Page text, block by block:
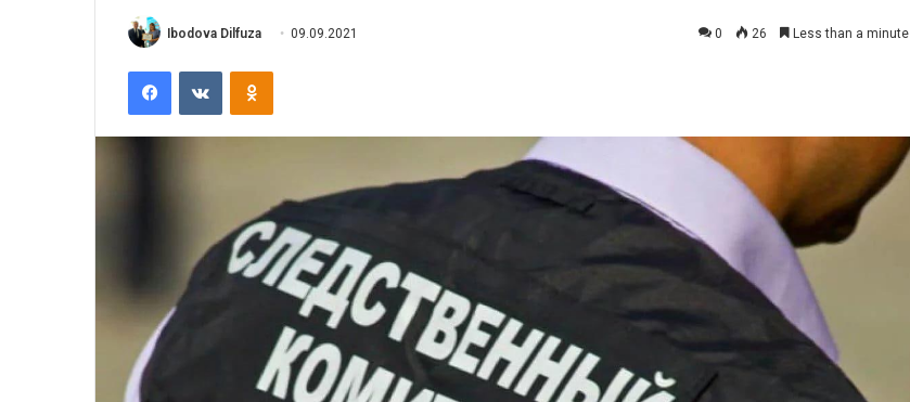
Ibodova Dilfuza 09.09.2021 0 26 Less than a minute
FacebookVKontakteOdnoklassniki